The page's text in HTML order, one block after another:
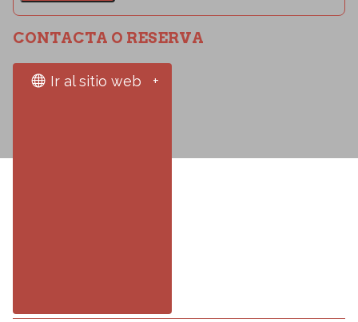
CONTACTA O RESERVA
Ir al sitio web